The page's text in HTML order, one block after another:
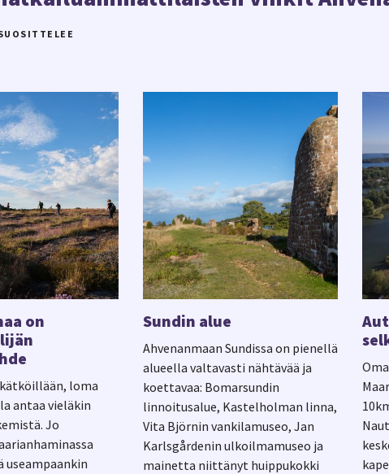
on
loma
antaa vieläkin
Jo
Sundin alue
Ahvenanmaan Sundissa on pienellä
alueella valtavasti nähtävää ja
koettavaa: Bomarsundin
linnoitusalue, Kastelholman linna,
Vita Björnin vankilamuseo, Jan
Karlsgårdenin ulkoilmamuseo ja
mainetta niittänyt huippukokki